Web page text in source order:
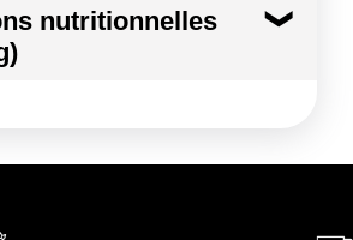
aux informations transmises
nutritionnelles
170 kj